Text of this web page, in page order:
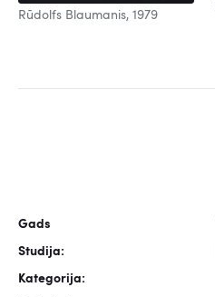
Rūdolfs Blaumanis, 1979
Gads
Studija:
Kategorija: